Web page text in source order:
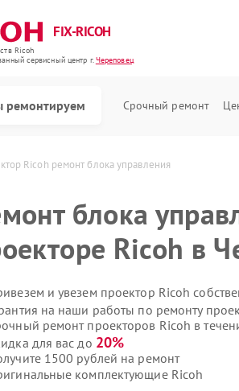
FIX-RICOH
Ricoh
cервисный центр г.Череповец
ремонтируем Срочный ремонт
Ricoh ремонт блока управления
блока
Ricoh в
и увезем проектор Ricoh
на наши работы по ремонту
ремонт проекторов Ricoh в
для вас до 20%
1500 рублей на ремонт
комплектующие Ricoh